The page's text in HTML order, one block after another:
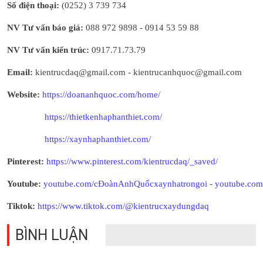
Số điện thoại: (0252) 3 739 734
NV Tư vấn báo giá: 088 972 9898 - 0914 53 59 88
NV Tư vấn kiến trúc: 0917.71.73.79
Email: kientrucdaq@gmail.com - kientrucanhquoc@gmail.com
Website: https://doananhquoc.com/home/
https://thietkenhaphanthiet.com/
https://xaynhaphanthiet.com/
Pinterest: https://www.pinterest.com/kientrucdaq/_saved/
Youtube: youtube.com/cĐoànAnhQuốcxaynhatrongoi -
Tiktok: https://www.tiktok.com/@kientrucxaydungdaq
BÌNH LUẬN